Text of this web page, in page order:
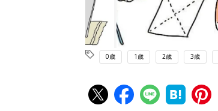
0歳 1歳 2歳 3歳